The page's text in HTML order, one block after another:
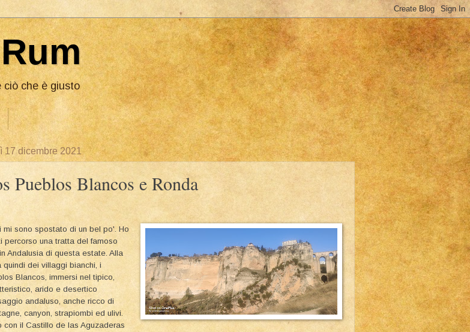
ciò che è giusto
17 dicembre 2021
Pueblos Blancos e Ronda
mi sono spostato di un bel po'. Ho
percorso una tratta del famoso
Andalusia di questa estate. Alla
quindi dei villaggi bianchi, i
Blancos, immersi nel tipico,
arido e desertico
andaluso, anche ricco di
canyon, strapiombi ed ulivi.
con il Castillo de las Aguzaderas